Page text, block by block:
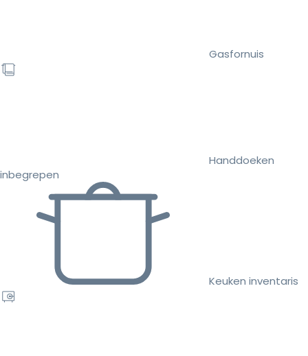
Gasfornuis
Handdoeken
inbegrepen
Keuken inventaris